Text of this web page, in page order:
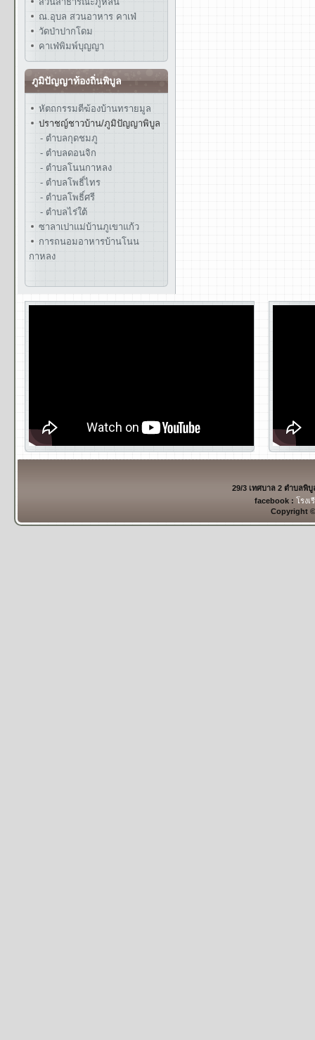
ณ.อุบล สวนอาหาร คาเฟ่
วัดป่าปากโดม
คาเฟ่พิมพ์บุญญา
ภูมิปัญญาท้องถิ่นพิบูล
หัตถกรรมตีฆ้องบ้านทรายมูล
ปราชญ์ชาวบ้าน/ภูมิปัญญาพิบูล
- ตำบลกุดชมภู
- ตำบลดอนจิก
- ตำบลโนนกาหลง
- ตำบลโพธิ์ไทร
- ตำบลโพธิ์ศรี
- ตำบลไร่ใต้
ซาลาเปาแม่บ้านภูเขาแก้ว
การถนอมอาหารบ้านโนน
กาหลง
29/3 เทศบาล 2 ตำบลพิ
facebook : โรงเ
Copyright